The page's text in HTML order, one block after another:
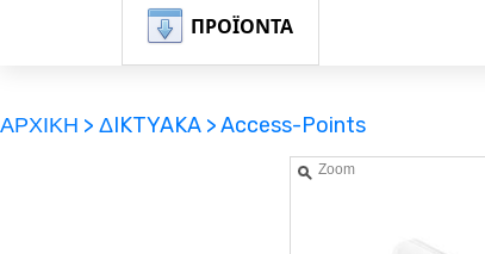
ΠΡΟΪΟΝΤΑ
ΑΡΧΙΚΗ > ΔIKTYAKA >Access-Points
Zoom